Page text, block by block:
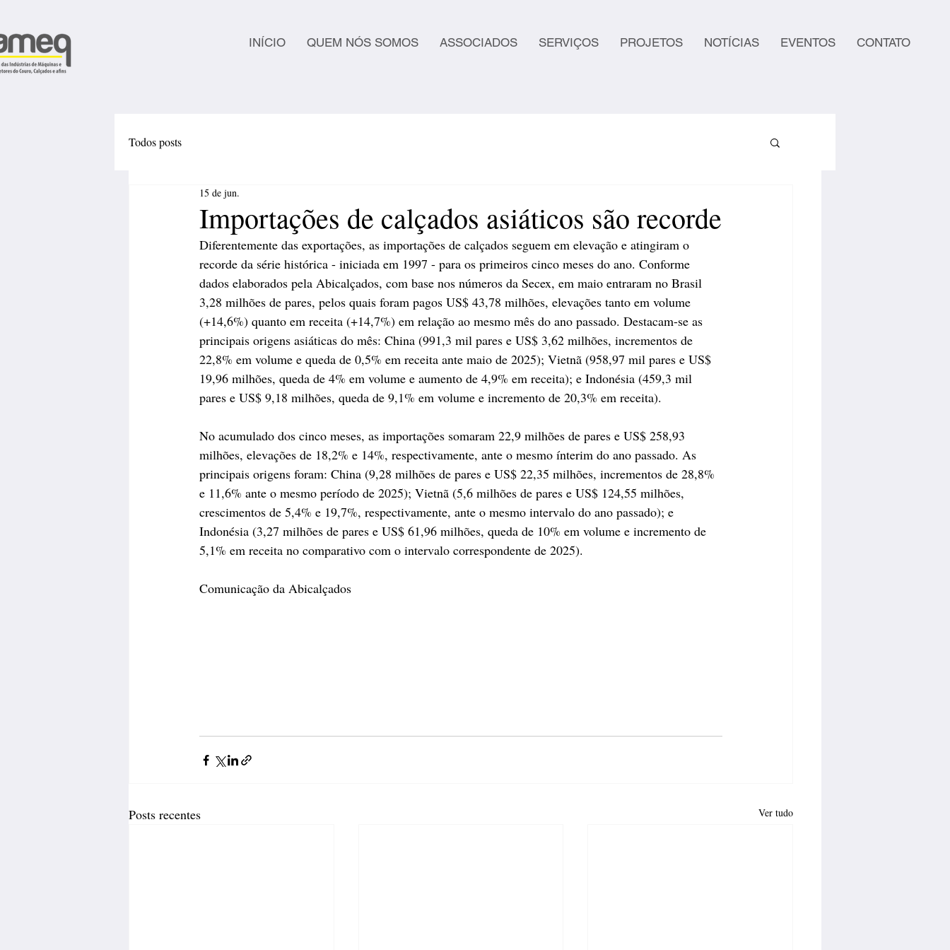
INÍCIO QUEM NÓS SOMOS ASSOCIADOS SERVIÇOS PROJETOS NOTÍCIAS EVENTOS CONTATO
Todos posts
Importações de calçados asiáticos são recorde
15 de jun.
Diferentemente das exportações, as importações de calçados seguem em elevação e atingiram o
recorde da série histórica - iniciada em 1997 - para os primeiros cinco meses do ano. Conforme
dados elaborados pela Abicalçados, com base nos números da Secex, em maio entraram no Brasil
3,28 milhões de pares, pelos quais foram pagos US$ 43,78 milhões, elevações tanto em volume
(+14,6%) quanto em receita (+14,7%) em relação ao mesmo mês do ano passado. Destacam-se as
principais origens asiáticas do mês: China (991,3 mil pares e US$ 3,62 milhões, incrementos de
22,8% em volume e queda de 0,5% em receita ante maio de 2025); Vietnã (958,97 mil pares e US$
19,96 milhões, queda de 4% em volume e aumento de 4,9% em receita); e Indonésia (459,3 mil
pares e US$ 9,18 milhões, queda de 9,1% em volume e incremento de 20,3% em receita).
No acumulado dos cinco meses, as importações somaram 22,9 milhões de pares e US$ 258,93
milhões, elevações de 18,2% e 14%, respectivamente, ante o mesmo ínterim do ano passado. As
principais origens foram: China (9,28 milhões de pares e US$ 22,35 milhões, incrementos de 28,8%
e 11,6% ante o mesmo período de 2025); Vietnã (5,6 milhões de pares e US$ 124,55 milhões,
crescimentos de 5,4% e 19,7%, respectivamente, ante o mesmo intervalo do ano passado); e
Indonésia (3,27 milhões de pares e US$ 61,96 milhões, queda de 10% em volume e incremento de
5,1% em receita no comparativo com o intervalo correspondente de 2025).
Comunicação da Abicalçados
Posts recentes Ver tudo